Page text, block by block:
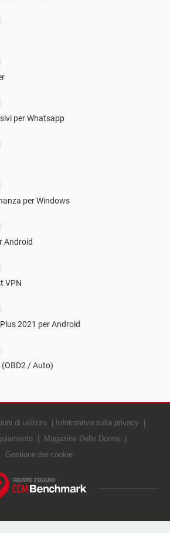
per Whatsapp
per Windows
Android
VPN
2021 per Android
(OBD2 / Auto)
di utilizzo
Informativa sulla privacy
Magazine Delle Donne
Gestione dei cookie